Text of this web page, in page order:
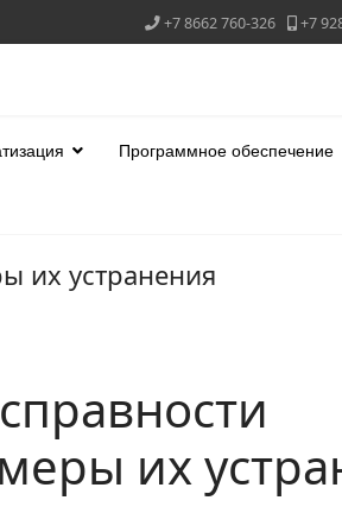
+7 8662 760-326 +7
Программное обеспечение
их устранения
их